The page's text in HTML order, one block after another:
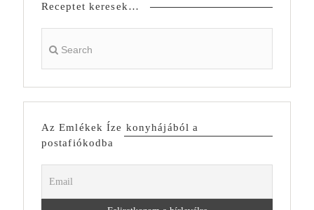
Receptet keresek…
Az Emlékek Íze konyhájából a
postafiókodba